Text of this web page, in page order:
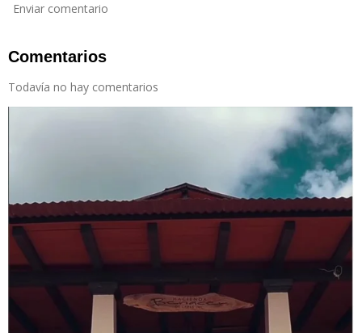
Enviar comentario
Comentarios
Todavía no hay comentarios